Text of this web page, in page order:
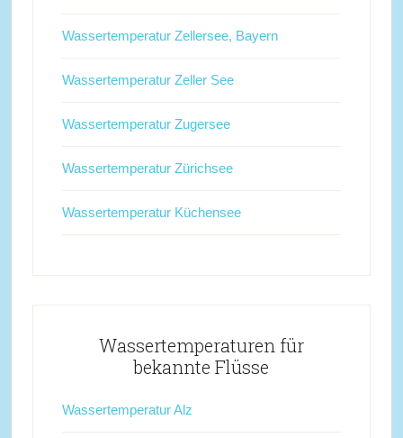
Wassertemperatur Zellersee, Bayern
Wassertemperatur Zeller See
Wassertemperatur Zugersee
Wassertemperatur Zürichsee
Wassertemperatur Küchensee
Wassertemperaturen für
bekannte Flüsse
Wassertemperatur Alz